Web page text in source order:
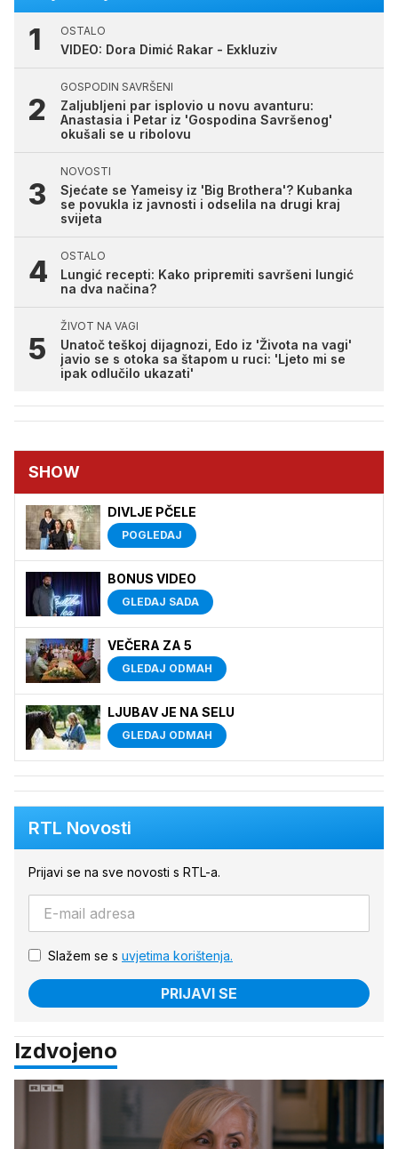
OSTALO
VIDEO: Dora Dimić Rakar - Exkluziv
GOSPODIN SAVRŠENI
Zaljubljeni par isplovio u novu avanturu:
Anastasia i Petar iz 'Gospodina Savršenog'
okušali se u ribolovu
NOVOSTI
Sjećate se Yameisy iz 'Big Brothera'? Kubanka
se povukla iz javnosti i odselila na drugi kraj
svijeta
OSTALO
Lungić recepti: Kako pripremiti savršeni lungić
na dva načina?
ŽIVOT NA VAGI
Unatoč teškoj dijagnozi, Edo iz 'Života na vagi'
javio se s otoka sa štapom u ruci: 'Ljeto mi se
ipak odlučilo ukazati'
SHOW
DIVLJE PČELE
POGLEDAJ
BONUS VIDEO
GLEDAJ SADA
VEČERA ZA 5
GLEDAJ ODMAH
LJUBAV JE NA SELU
GLEDAJ ODMAH
RTL Novosti
Prijavi se na sve novosti s RTL-a.
Slažem se s uvjetima korištenja.
PRIJAVI SE
Izdvojeno